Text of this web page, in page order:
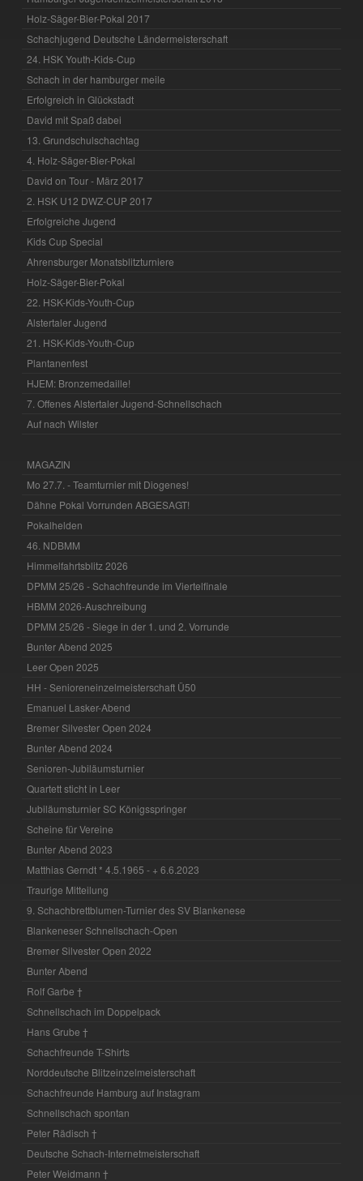
Holz-Säger-Bier-Pokal 2017
Schachjugend Deutsche Ländermeisterschaft
24. HSK Youth-Kids-Cup
Schach in der hamburger meile
Erfolgreich in Glückstadt
David mit Spaß dabei
13. Grundschulschachtag
4. Holz-Säger-Bier-Pokal
David on Tour - März 2017
2. HSK U12 DWZ-CUP 2017
Erfolgreiche Jugend
Kids Cup Special
Ahrensburger Monatsblitzturniere
Holz-Säger-Bier-Pokal
22. HSK-Kids-Youth-Cup
Alstertaler Jugend
21. HSK-Kids-Youth-Cup
Plantanenfest
HJEM: Bronzemedaille!
7. Offenes Alstertaler Jugend-Schnellschach
Auf nach Wilster
MAGAZIN
Mo 27.7. - Teamturnier mit Diogenes!
Dähne Pokal Vorrunden ABGESAGT!
Pokalhelden
46. NDBMM
Himmelfahrtsblitz 2026
DPMM 25/26 - Schachfreunde im Viertelfinale
HBMM 2026-Auschreibung
DPMM 25/26 - Siege in der 1. und 2. Vorrunde
Bunter Abend 2025
Leer Open 2025
HH - Senioreneinzelmeisterschaft Ü50
Emanuel Lasker-Abend
Bremer Silvester Open 2024
Bunter Abend 2024
Senioren-Jubiläumsturnier
Quartett sticht in Leer
Jubiläumsturnier SC Königsspringer
Scheine für Vereine
Bunter Abend 2023
Matthias Gerndt * 4.5.1965 - + 6.6.2023
Traurige Mitteilung
9. Schachbrettblumen-Turnier des SV Blankenese
Blankeneser Schnellschach-Open
Bremer Silvester Open 2022
Bunter Abend
Rolf Garbe †
Schnellschach im Doppelpack
Hans Grube †
Schachfreunde T-Shirts
Norddeutsche Blitzeinzelmeisterschaft
Schachfreunde Hamburg auf Instagram
Schnellschach spontan
Peter Rädisch †
Deutsche Schach-Internetmeisterschaft
Peter Weidmann †